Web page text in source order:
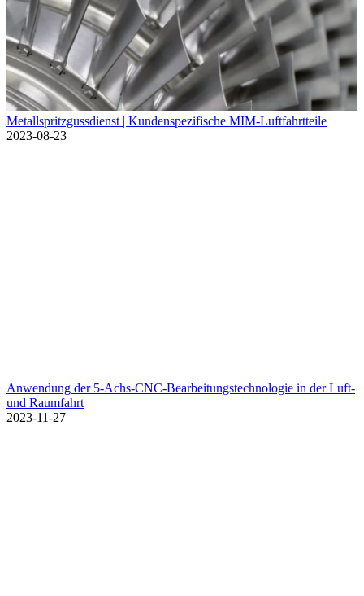
Metallspritzgussdienst | Kundenspezifische MIM-Luftfahrtteile
2023-08-23
Anwendung der 5-Achs-CNC-Bearbeitungstechnologie in der Luft-
und Raumfahrt
2023-11-27